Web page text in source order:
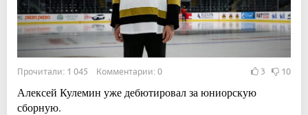
Прочитали: 1 045 Комментарии: 0 3 10
Алексей Кулемин уже дебютировал за юниорскую
сборную.